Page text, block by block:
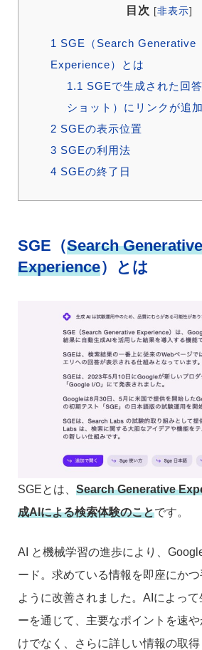
目次 [非表示]
1 SGE（Search Generative
Experience）とは
1.1 SGEで生成された回
ショット）にリンクが追加
2 SGEの表示位置
3 SGEの利用法
4 SGEの終了日
SGE（Search Generative
Experience）とは
SGEとは、 Search Generative
成AIによる検索体験のことです。
AI と機械学習の進歩により、
ード。求めている情報を即座にか
ように改善されました。AIによって
ーを通じて、主要なポイントを速
けでなく、さらに詳しい情報の取得